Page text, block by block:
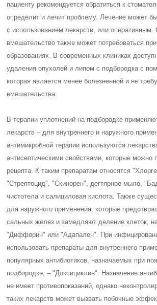
пациенту рекомендуется обратиться к
определит и лечит проблему. Лечение может
с использованием лекарств, или оперативным.
вмешательство также может потребоваться
образованиях. В современных клиниках
удаления опухолей и липом с подбородка с
которая является менее болезненной и не
вмешательства.
В терапии уплотнений на подбородке
лекарств – для внутреннего и наружного
антимикробной терапии используются
антисептическими свойствами, которые можно
рецепта. К таким препаратам относятся
"Стрептоцид", "Скинорен", дегтярное мыло,
чистотела и салициловая кислота. Также
для наружного применения, которые
сальных желез и замедляют деление клеток,
"Дифферин" или "Адапален". При
использовать препараты для внутреннего
популярных антибиотиков, назначаемых при
подбородке, – "Доксициклин". Назначение
не имеет противопоказаний, однако
таких лекарств может вызвать побочные